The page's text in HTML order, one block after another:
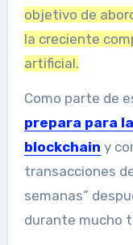
objetivo de
la creciente
artificial.
Como parte de
prepara para
blockchain y
transacciones
semanas”
durante mucho